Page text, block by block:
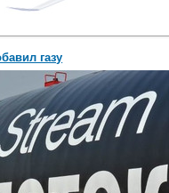
газу